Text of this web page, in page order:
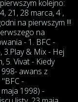
kolejno:
21, 28 marca, 4 ,
na pierwszym !!!
na
- 1. BFC -
3.Play & Mix - Hej
5. Vivat - Kiedy
awans z
-
1998) -